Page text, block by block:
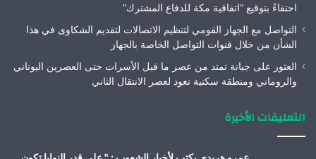
احتفاءً بتوقيع “اتفاقية مكة للدفاع المشترك”
التواصل مع الجهاز القومي لتنظيم الاتصالات لتقديم الشكاوى في هذا
الشأن من خلال قنوات التواصل الخاصة بالجهاز
العثور على جبانة تمتد من عصر ما قبل الأسرات حتى العصرين اليوناني
والروماني ومنطقة سكنية تعود لعصر الانتقال الثاني
التعليقات الأخيرة